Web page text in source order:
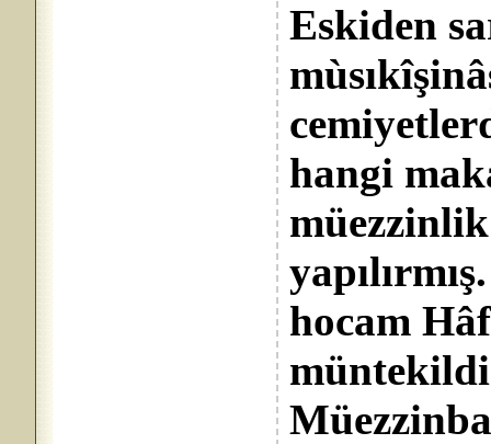
Eskiden
hangi
hocam